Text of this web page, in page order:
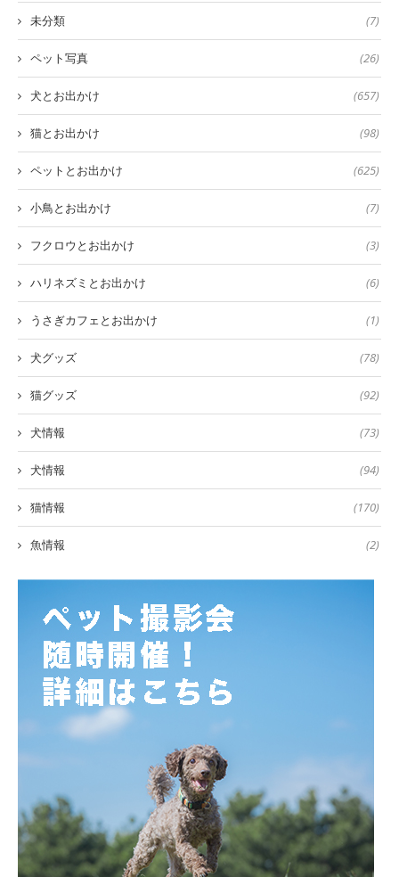
未分類 (7)
ペット写真 (26)
犬とお出かけ (657)
猫とお出かけ (98)
ペットとお出かけ (625)
小鳥とお出かけ (7)
フクロウとお出かけ (3)
ハリネズミとお出かけ (6)
うさぎカフェとお出かけ (1)
犬グッズ (78)
猫グッズ (92)
犬情報 (73)
犬情報 (94)
猫情報 (170)
魚情報 (2)